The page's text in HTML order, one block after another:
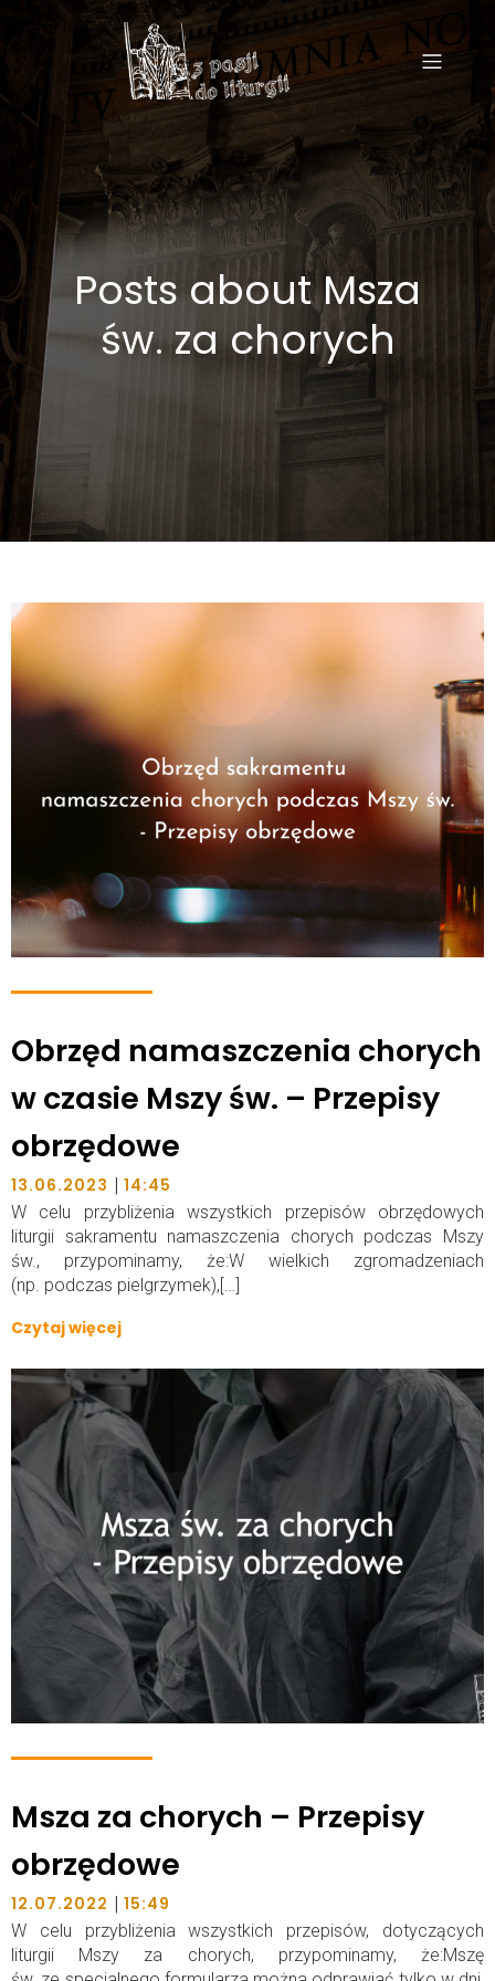
Posts about Msza
św. za chorych
Obrzęd namaszczenia chorych
w czasie Mszy św. – Przepisy
obrzędowe
13.06.2023 | 14:45
W celu przybliżenia wszystkich przepisów obrzędowych
liturgii sakramentu namaszczenia chorych podczas Mszy
św., przypominamy, że:W wielkich zgromadzeniach
(np. podczas pielgrzymek),[…]
Czytaj więcej
Msza za chorych – Przepisy
obrzędowe
12.07.2022 | 15:49
W celu przybliżenia wszystkich przepisów, dotyczących
liturgii Mszy za chorych, przypominamy, że:Mszę